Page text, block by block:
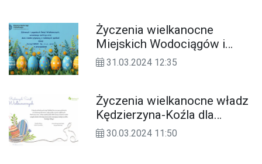
Życzenia wielkanocne
Miejskich Wodociągów i
Kanalizacji dla Czytelników
31.03.2024 12:35
Życzenia wielkanocne władz
Kędzierzyna-Koźla dla
Czytelników KK24.pl
30.03.2024 11:50